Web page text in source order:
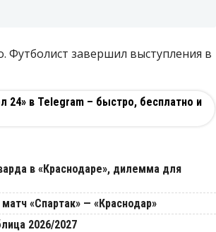
Футболист завершил выступления в
24» в Telegram – быстро, бесплатно и
в «Краснодаре», дилемма для
«Спартак» — «Краснодар»
2026/2027